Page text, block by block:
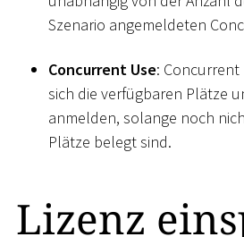
Szenario angemeldeten
Concurrent Use:
sich die verfügbaren Plätze
anmelden, solange noch
Plätze belegt sind.
Lizenz